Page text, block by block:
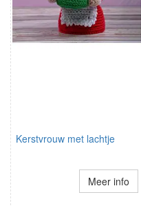
Kerstvrouw met lachtje
Meer info